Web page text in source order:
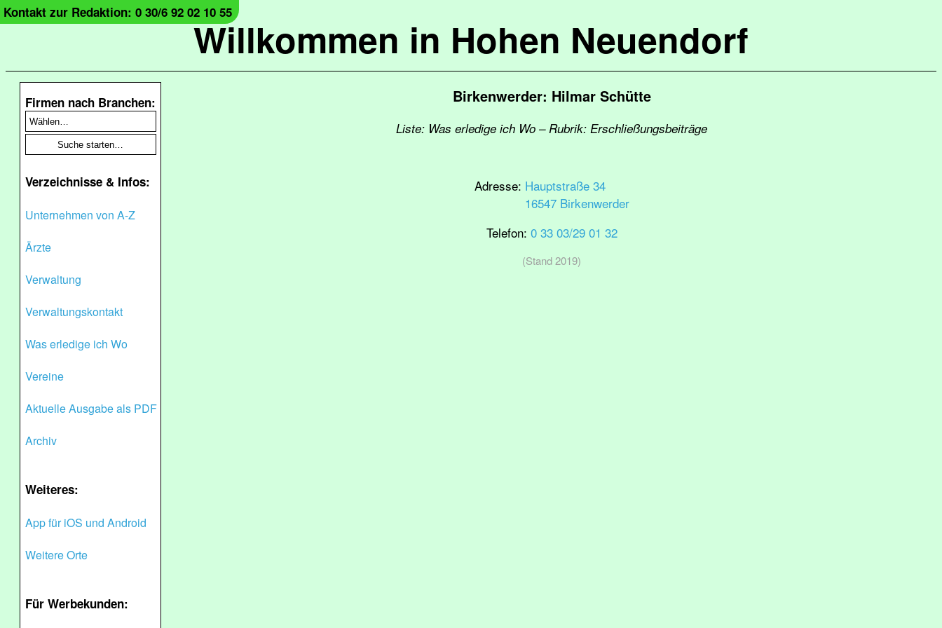
Willkommen in Hohen Neuendorf
Kontakt zur Redaktion: 0 30/6 92 02 10 55
Firmen nach Branchen:
Verzeichnisse & Infos:
Unternehmen von A-Z
Ärzte
Verwaltung
Verwaltungskontakt
Was erledige ich Wo
Vereine
Aktuelle Ausgabe als PDF
Archiv
Weiteres:
App für iOS und Android
Weitere Orte
Für Werbekunden:
Birkenwerder: Hilmar Schütte
Liste: Was erledige ich Wo – Rubrik: Erschließungsbeiträge
Adresse: Hauptstraße 34
16547 Birkenwerder
Telefon: 0 33 03/29 01 32
(Stand 2019)